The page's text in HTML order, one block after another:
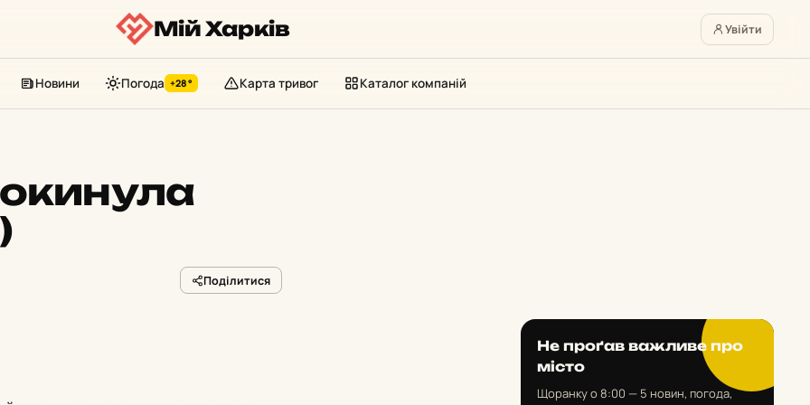
Мій Харків Увійти
Новини Погода +28° Карта тривог Каталог компаній
)
Поділитися
Не проґав важливе про
місто
Щоранку о 8:00 — 5 новин, погода,